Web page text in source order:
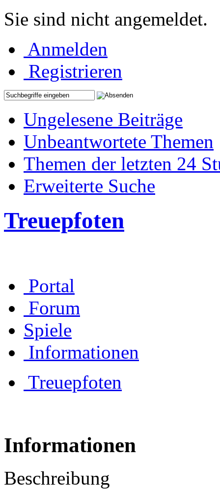
Sie sind nicht angemeldet.
Anmelden
Registrieren
Ungelesene Beiträge
Unbeantwortete Themen
Themen der letzten 24
Erweiterte Suche
Treuepfoten
Portal
Forum
Spiele
Informationen
Treuepfoten
Informationen
Beschreibung